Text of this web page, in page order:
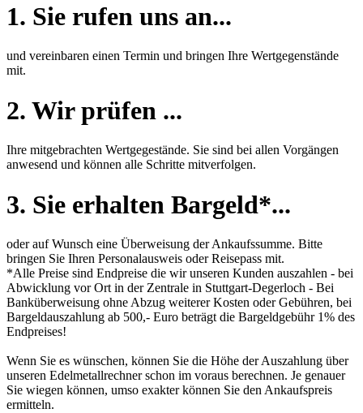
1. Sie rufen uns an...
und vereinbaren einen Termin und bringen Ihre Wertgegenstände
mit.
2. Wir prüfen ...
Ihre mitgebrachten Wertgegestände. Sie sind bei allen Vorgängen
anwesend und können alle Schritte mitverfolgen.
3. Sie erhalten Bargeld*...
oder auf Wunsch eine Überweisung der Ankaufssumme. Bitte
bringen Sie Ihren Personalausweis oder Reisepass mit.
*Alle Preise sind Endpreise die wir unseren Kunden auszahlen - bei
Abwicklung vor Ort in der Zentrale in Stuttgart-Degerloch - Bei
Banküberweisung ohne Abzug weiterer Kosten oder Gebühren, bei
Bargeldauszahlung ab 500,- Euro beträgt die Bargeldgebühr 1% des
Endpreises!
Wenn Sie es wünschen, können Sie die Höhe der Auszahlung über
unseren Edelmetallrechnerschon im voraus berechnen. Je genauer
Sie wiegen können, umso exakter können Sie den Ankaufspreis
ermitteln.